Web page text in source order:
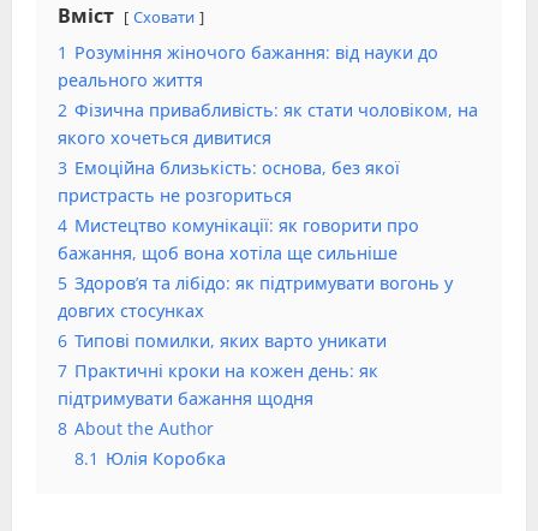
Вміст Сховати
1 Розуміння жіночого бажання: від науки до
реального життя
2 Фізична привабливість: як стати чоловіком, на
якого хочеться дивитися
3 Емоційна близькість: основа, без якої
пристрасть не розгориться
4 Мистецтво комунікації: як говорити про
бажання, щоб вона хотіла ще сильніше
5 Здоров’я та лібідо: як підтримувати вогонь у
довгих стосунках
6 Типові помилки, яких варто уникати
7 Практичні кроки на кожен день: як
підтримувати бажання щодня
8 About the Author
8.1 Юлія Коробка